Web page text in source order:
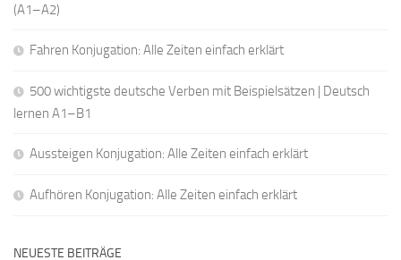
(A1–A2)
Fahren Konjugation: Alle Zeiten einfach erklärt
500 wichtigste deutsche Verben mit Beispielsätzen | Deutsch
lernen A1–B1
Aussteigen Konjugation: Alle Zeiten einfach erklärt
Aufhören Konjugation: Alle Zeiten einfach erklärt
NEUESTE BEITRÄGE